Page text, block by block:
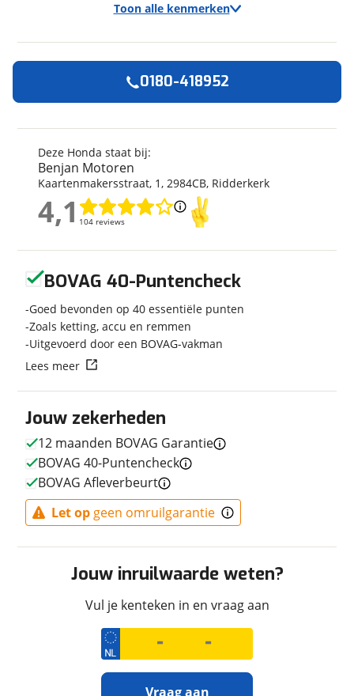
Toon alle kenmerken
Merk
Honda
Model
Kenteken
Kilometerstand
1 km
Bouwjaar
2024
Naked
Geschikt voor
A2 rijbewijs
Soort voertuig
Motor
Techniek
Motorinhoud
Vermogen
48pk (35kW)
Uiterlijk
Kleur
Zwart
Fabriekskleur
Mat Gunpowder Black
Metallic
Verbruik en milieu
Benzine
Deze Honda staat bij:
Benjan Motoren
Kaartenmakersstraat, 1, 2984CB, Ridderkerk
4,1 104 reviews
4,1
0180-418952
Jouw zekerheden
12 maanden BOVAG Garantie
BOVAG 40-Puntencheck
BOVAG Afleverbeurt
Let op geen omruilgarantie
Jouw inruilwaarde weten?
Vul je kenteken in en vraag aan
Vraag aan
BOVAG 40-Puntencheck
Goed bevonden op 40 essentiële punten
Zoals ketting, accu en remmen
Uitgevoerd door een BOVAG-vakman
Lees meer